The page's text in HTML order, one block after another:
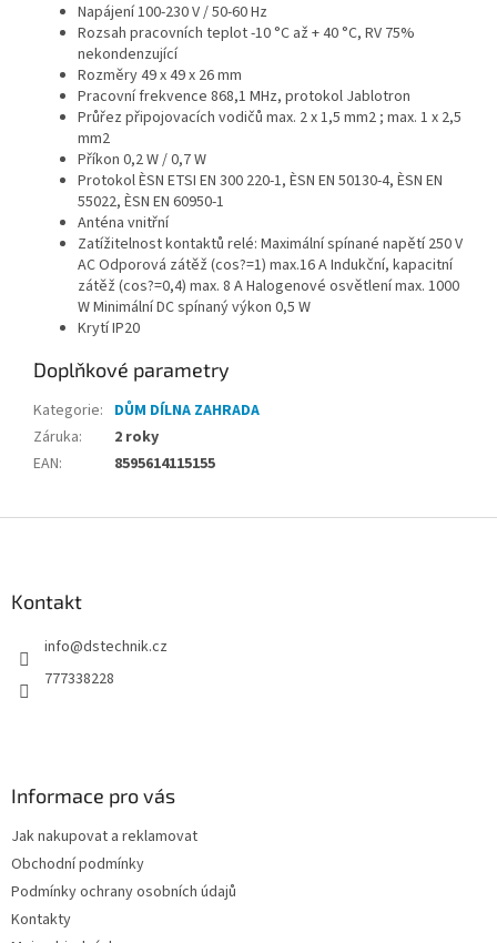
Napájení 100-230 V / 50-60 Hz
Rozsah pracovních teplot -10 °C až + 40 °C, RV 75%
nekondenzující
Rozměry 49 x 49 x 26 mm
Pracovní frekvence 868,1 MHz, protokol Jablotron
Průřez připojovacích vodičů max. 2 x 1,5 mm2 ; max. 1 x 2,5
mm2
Příkon 0,2 W / 0,7 W
Protokol ÈSN ETSI EN 300 220-1, ÈSN EN 50130-4, ÈSN EN
55022, ÈSN EN 60950-1
Anténa vnitřní
Zatížitelnost kontaktů relé: Maximální spínané napětí 250 V
AC Odporová zátěž (cos?=1) max.16 A Indukční, kapacitní
zátěž (cos?=0,4) max. 8 A Halogenové osvětlení max. 1000
W Minimální DC spínaný výkon 0,5 W
Krytí IP20
Doplňkové parametry
Kategorie: DŮM DÍLNA ZAHRADA
Záruka:
2 roky
EAN: 8595614115155
Kontakt
info@dstechnik.cz
777338228
Informace pro vás
Jak nakupovat a reklamovat
Obchodní podmínky
Podmínky ochrany osobních údajů
Kontakty